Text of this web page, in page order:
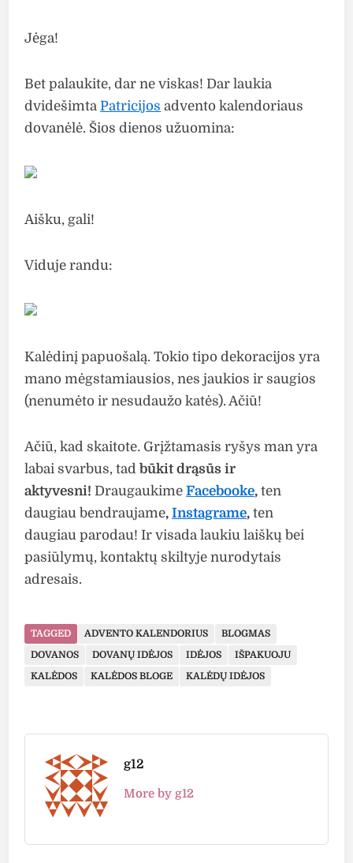
Jėga!
Bet palaukite, dar ne viskas! Dar laukia
dvidešimtaPatricijos advento kalendoriaus
dovanėlė. Šios dienos užuomina:
Aišku, gali!
Viduje randu:
Kalėdinį papuošalą. Tokio tipo dekoracijos yra
mano mėgstamiausios, nes jaukios ir saugios
(nenumėto ir nesudaužo katės). Ačiū!
Ačiū, kad skaitote. Grįžtamasis ryšys man yra
labai svarbus, tadbūkit drąsūs ir
aktyvesni! DraugaukimeFacebooke,ten
daugiau bendraujame,Instagrame,ten
daugiau parodau! Ir visada laukiu laiškų bei
pasiūlymų, kontaktų skiltyje nurodytais
adresais.
TAGGED ADVENTO KALENDORIUS
BLOGMAS
DOVANOS
DOVANŲ IDĖJOS IDĖJOS
IŠPAKUOJU
KALĖDOS
KALĖDOS BLOGE KALĖDŲ IDĖJOS
g12
More by g12